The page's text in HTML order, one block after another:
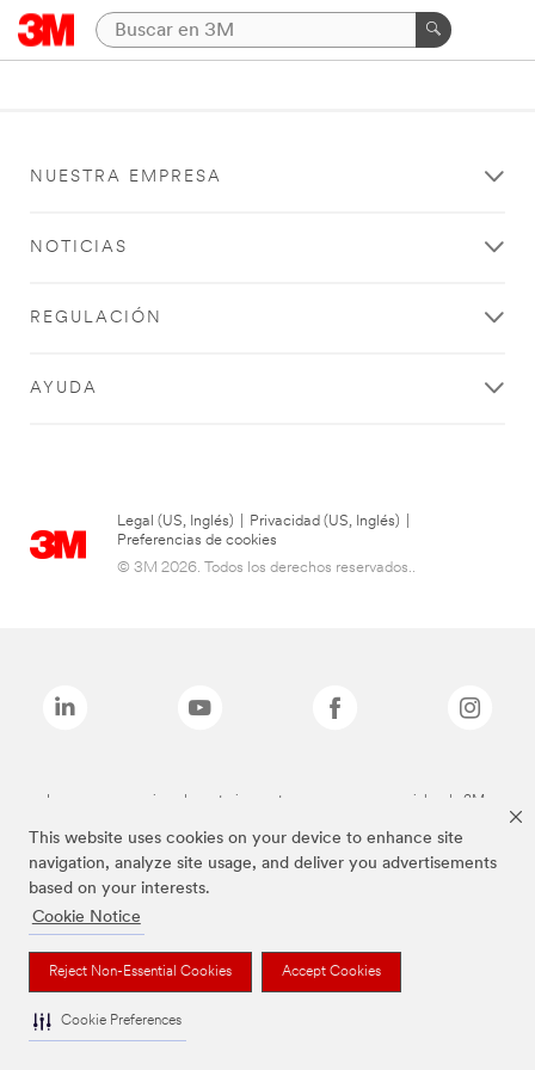
This website uses cookies on your device to enhance site
navigation, analyze site usage, and deliver you advertisements
based on your interests.
Cookie Notice
Reject Non-Essential Cookies Accept Cookies
Cookie Preferences
NUESTRA EMPRESA
NOTICIAS
REGULACIÓN
AYUDA
Legal (US, Inglés) Privacidad (US, Inglés)
Preferencias de cookies
© 3M 2026. Todos los derechos reservados..
Las marcas mencionadas anteriormente son marcas comerciales de 3M.